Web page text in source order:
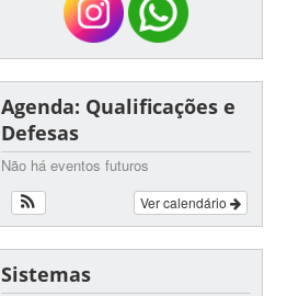
Agenda: Qualificações e
Defesas
Não há eventos futuros
Ver calendário
Sistemas